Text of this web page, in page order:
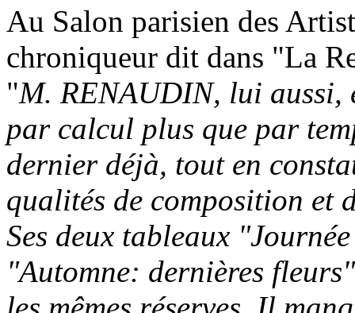
Au Salon parisien des
chroniqueur dit dans "La
"M. RENAUDIN, lui aussi,
par calcul plus que par
dernier déjà, tout en
qualités de composition et
Ses deux tableaux
"Automne: dernières